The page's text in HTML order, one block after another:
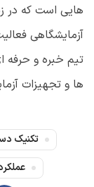
هایی است که در
آزمایشگاهی
تیم خبره و حرفه
ها و تجهیزات
تکنیک